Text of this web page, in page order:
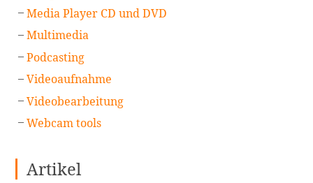
Media Player CD und DVD
Multimedia
Podcasting
Videoaufnahme
Videobearbeitung
Webcam tools
Artikel